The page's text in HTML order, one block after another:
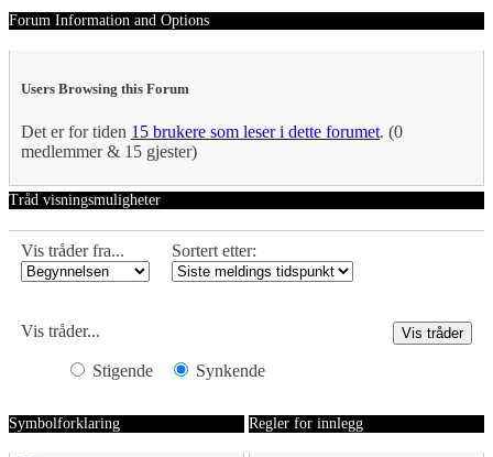
Forum Information and Options
Users Browsing this Forum
Det er for tiden 15 brukere som leser i dette forumet. (0
medlemmer & 15 gjester)
Tråd visningsmuligheter
Vis tråder fra... Sortert etter:
Vis tråder...
Stigende Synkende
Symbolforklaring Regler for innlegg